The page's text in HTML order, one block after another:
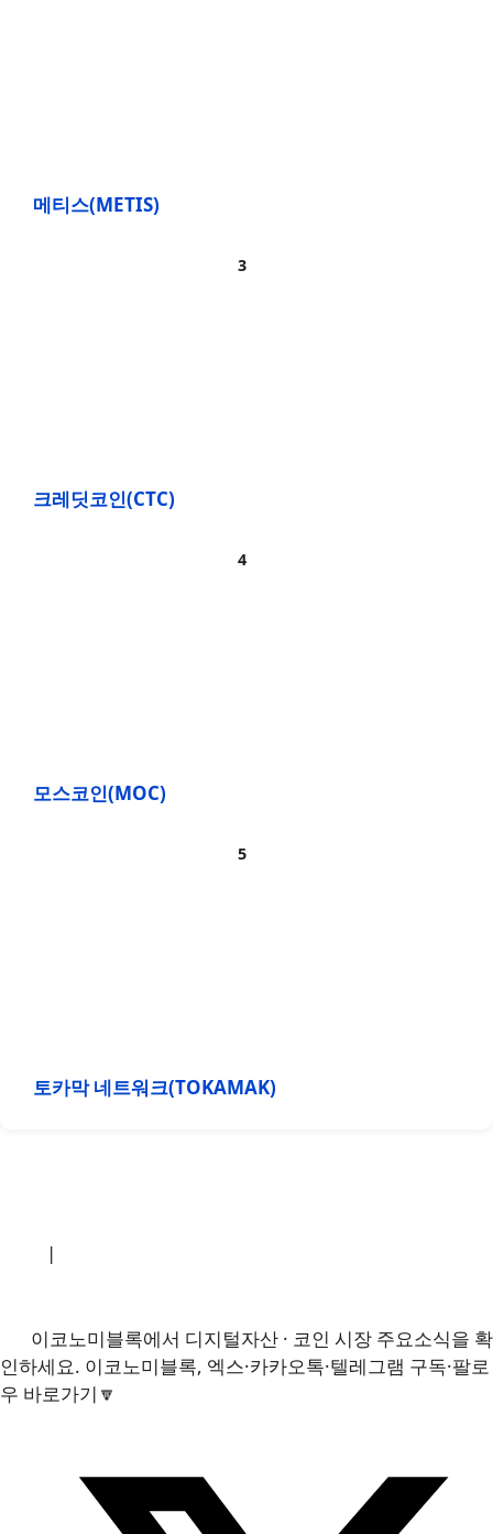
메티스(METIS)
크레딧코인(CTC)
모스코인(MOC)
토카막 네트워크(TOKAMAK)
|
이코노미블록에서 디지털자산 · 코인 시장 주요소식을 확
인하세요. 이코노미블록, 엑스·카카오톡·텔레그램 구독·팔로
우 바로가기🔽